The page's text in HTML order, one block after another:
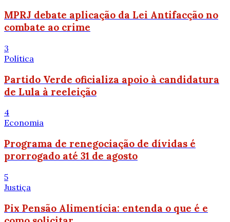
MPRJ debate aplicação da Lei Antifacção no
combate ao crime
3
Política
Partido Verde oficializa apoio à candidatura
de Lula à reeleição
4
Economia
Programa de renegociação de dívidas é
prorrogado até 31 de agosto
5
Justiça
Pix Pensão Alimentícia: entenda o que é e